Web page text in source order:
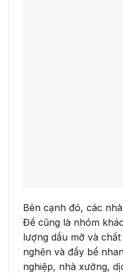
Bên cạnh đó, các
Đề cũng là nhóm
lượng dầu mỡ và
nghẽn và đầy bể
nghiệp, nhà xưởng,